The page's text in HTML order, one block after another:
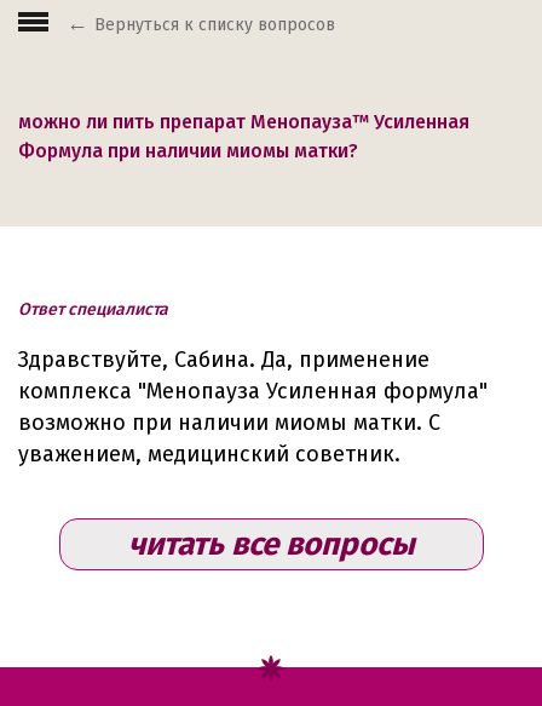
Вернуться к списку вопросов
можно ли пить препарат Менопауза™ Усиленная
Формула при наличии миомы матки?
Ответ специалиста
Здравствуйте, Сабина. Да, применение
комплекса "Менопауза Усиленная формула"
возможно при наличии миомы матки. С
уважением, медицинский советник.
читать все вопросы